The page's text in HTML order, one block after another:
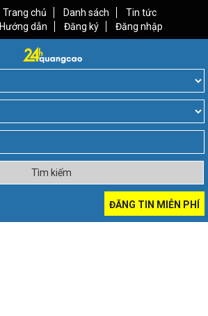
Trang chủ Danh sách
Tin tức
Hướng dẫn Đăng ký Đăng nhập
Tìm kiếm
ĐĂNG TIN MIỄN PHÍ